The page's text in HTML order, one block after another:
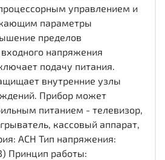
управлением и
параметры
пределов
напряжения
подачу питания.
внутренние узлы
Прибор может
питанием - телевизор,
кассовый аппарат,
АСН Тип напряжения:
Принцип работы: